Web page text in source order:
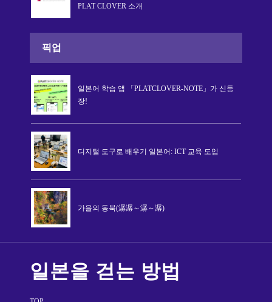
PLAT CLOVER 소개
픽업
일본어 학습 앱 「PLATCLOVER-NOTE」가 신등
장!
디지털 도구로 배우기 일본어: ICT 교육 도입
가을의 동북(潺潺～潺～潺)
일본을 걷는 방법